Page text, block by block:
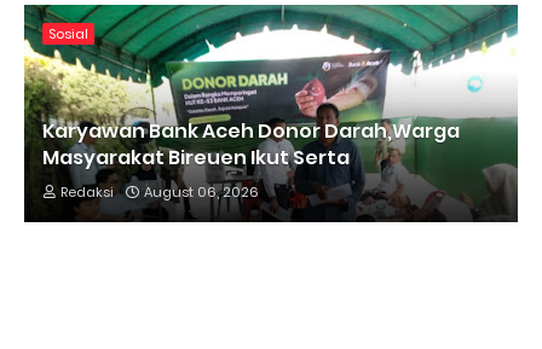
Sosial
Karyawan Bank Aceh Donor Darah,Warga
Masyarakat Bireuen Ikut Serta
Redaksi August 06, 2026